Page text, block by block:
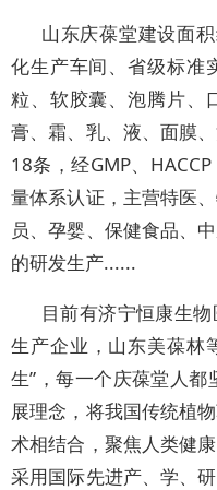
山东庆葆堂建设面
化生产车间、省级标准
粒、软胶囊、泡腾片、
膏、霜、乳、液、面膜
18条，经GMP、
量体系认证，主营特医
员、孕婴、保健食品、
的研发生产......
目前有济宁恒康生
生产企业，山东美葆林
生”，每一个庆葆堂人都
展理念，将我国传统植
术相结合，聚焦人类健
采用国际先进产、学、